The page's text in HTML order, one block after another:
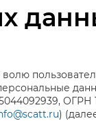
волю
ОГРН
)